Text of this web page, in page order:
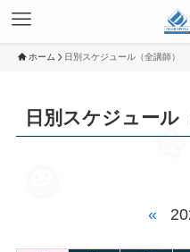
ホーム 日別スケジュール（全講師）
日別スケジュール
«